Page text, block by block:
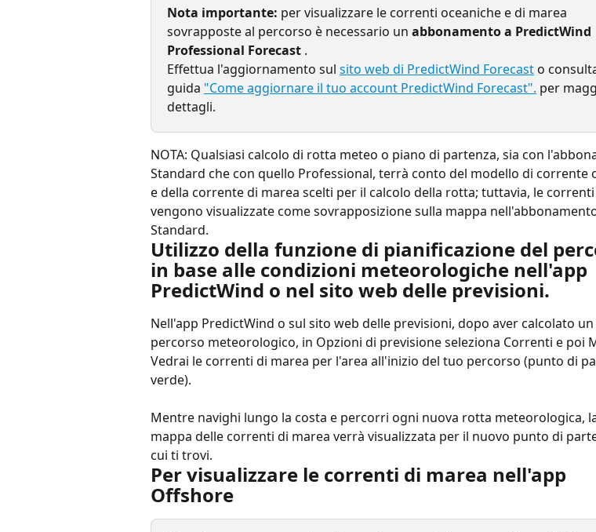
Nota importante: per visualizzare le correnti oceaniche e di marea
sovrapposte al percorso è necessario un abbonamento a PredictWind
Professional Forecast .
Effettua l'aggiornamento sul sito web di PredictWind Forecast o
guida "Come aggiornare il tuo account PredictWind Forecast". per
dettagli.
NOTA: Qualsiasi calcolo di rotta meteo o piano di partenza, sia con
Standard che con quello Professional, terrà conto del modello di corrente
e della corrente di marea scelti per il calcolo della rotta; tuttavia, le
vengono visualizzate come sovrapposizione sulla mappa
Standard.
Utilizzo della funzione di pianificazione del
in base alle condizioni meteorologiche nell'app
PredictWind o nel sito web delle previsioni.
Nell'app PredictWind o sul sito web delle previsioni, dopo aver calcolato un
percorso meteorologico, in Opzioni di previsione seleziona Correnti e poi
Vedrai le correnti di marea per l'area all'inizio del tuo percorso (punto di
verde).
Mentre navighi lungo la costa e percorri ogni nuova rotta meteorologica,
mappa delle correnti di marea verrà visualizzata per il nuovo punto di
cui ti trovi.
Per visualizzare le correnti di marea nell'app
Offshore